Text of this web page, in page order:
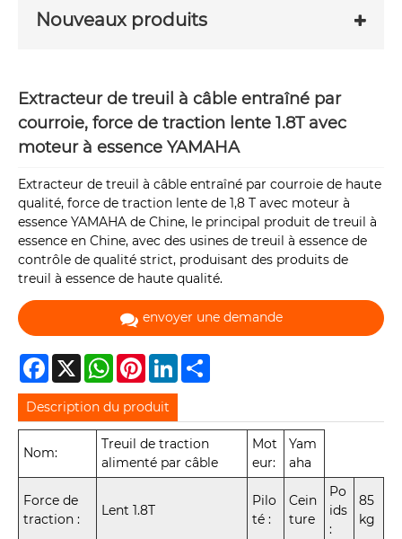
Nouveaux produits
Extracteur de treuil à câble entraîné par
courroie, force de traction lente 1.8T avec
moteur à essence YAMAHA
Extracteur de treuil à câble entraîné par courroie de haute
qualité, force de traction lente de 1,8 T avec moteur à
essence YAMAHA de Chine, le principal produit de treuil à
essence en Chine, avec des usines de treuil à essence de
contrôle de qualité strict, produisant des produits de
treuil à essence de haute qualité.
envoyer une demande
Facebook
X WhatsAppPinterestLinkedIn
Description du produit
Nom:
Treuil de traction
alimenté par câble
Mot
eur:
Yam
aha
Force de
traction :
Lent 1.8T
Pilo
té :
Cein
ture
Po
ids
:
85
kg